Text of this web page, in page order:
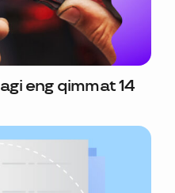
eng qimmat 14